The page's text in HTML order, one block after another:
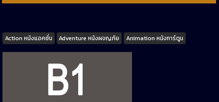
Tags
Action หนังแอคชั่น Adventure หนังผจญภัย Animation หนังการ์ตูน